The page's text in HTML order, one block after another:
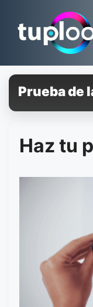
para
Prueba de
Haz tu